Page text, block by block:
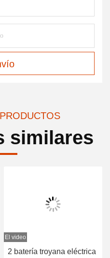
similares
El video
2 batería troyana eléctrica